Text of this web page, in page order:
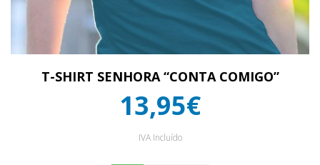
T-SHIRT SENHORA “CONTA COMIGO”
13,95€
IVA Incluído